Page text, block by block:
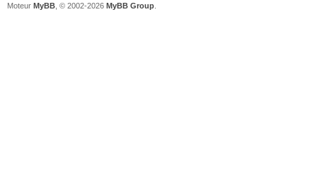
Moteur MyBB , © 2002-2026 MyBB Group